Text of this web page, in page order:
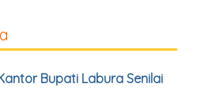
Bupati Labura Senilai